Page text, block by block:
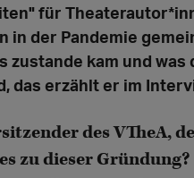
für
in der Pandemie
zustande kam und
das erzählt er im
des VTheA,
zu dieser Gründung?